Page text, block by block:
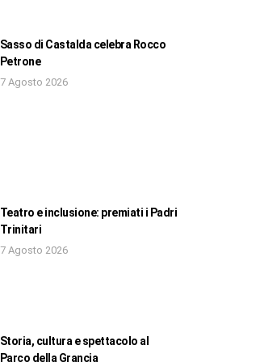
Sasso di Castalda celebra Rocco
Petrone
7 Agosto 2026
Teatro e inclusione: premiati i Padri
Trinitari
7 Agosto 2026
Storia, cultura e spettacolo al
Parco della Grancia